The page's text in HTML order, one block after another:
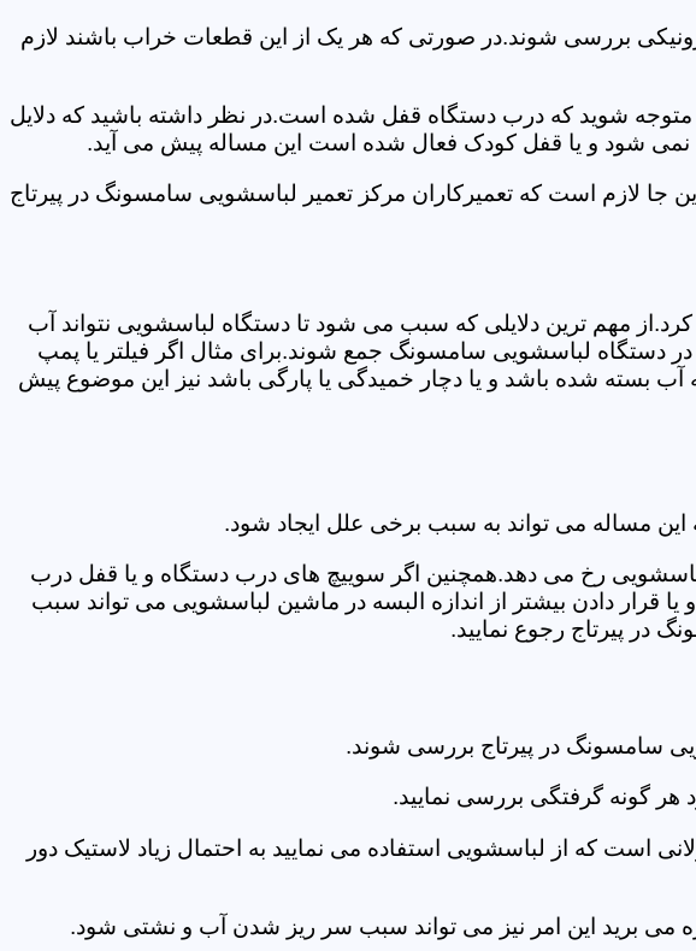
بررسی شوند.در صورتی که هر یک از این قطعات خراب باشند لازم
شوید که درب دستگاه قفل شده است.در نظر داشته باشید که دلایل
نمی شود و یا قفل کودک فعال شده است این مساله پیش می آید.
جا لازم است که تعمیرکاران مرکز تعمیر لباسشویی سامسونگ در پیرتاج
مهم ترین دلایلی که سبب می شود تا دستگاه لباسشویی نتواند آب
دستگاه لباسشویی سامسونگ جمع شوند.برای مثال اگر فیلتر یا پمپ
بسته شده باشد و یا دچار خمیدگی یا پارگی باشد نیز این موضوع پیش
این مساله می تواند به سبب برخی علل ایجاد شود.
رخ می دهد.همچنین اگر سوییچ های درب دستگاه و یا قفل درب
دادن بیشتر از اندازه البسه در ماشین لباسشویی می تواند سبب
در پیرتاج رجوع نمایید.
سامسونگ در پیرتاج بررسی شوند.
هر گونه گرفتگی بررسی نمایید.
است که از لباسشویی استفاده می نمایید به احتمال زیاد لاستیک دور
می برید این امر نیز می تواند سبب سر ریز شدن آب و نشتی شود.